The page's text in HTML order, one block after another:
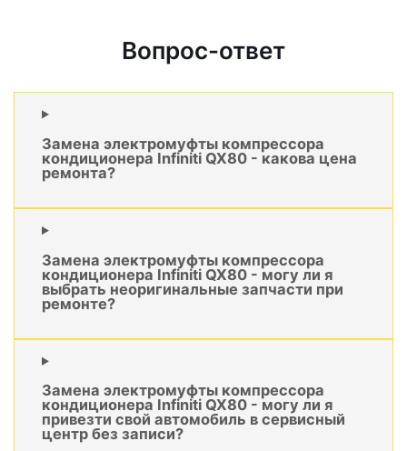
Вопрос-ответ
Замена электромуфты компрессора
кондиционера Infiniti QX80 - какова цена
ремонта?
Замена электромуфты компрессора
кондиционера Infiniti QX80 - могу ли я
выбрать неоригинальные запчасти при
ремонте?
Замена электромуфты компрессора
кондиционера Infiniti QX80 - могу ли я
привезти свой автомобиль в сервисный
центр без записи?